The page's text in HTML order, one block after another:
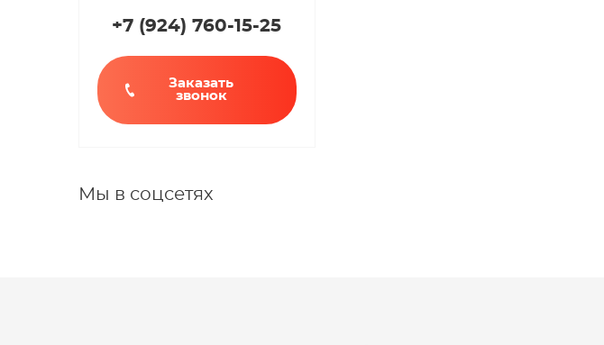
+7 (924)760-15-25
Заказать
звонок
Мы в соцсетях